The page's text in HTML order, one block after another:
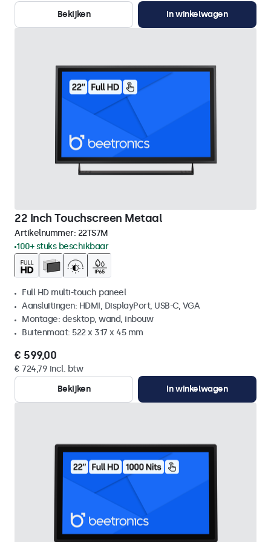
Bekijken
In winkelwagen
22 Inch Touchscreen Metaal
Artikelnummer: 22TS7M
100+ stuks beschikbaar
Full HD multi-touch paneel
Aansluitingen: HDMI, DisplayPort, USB-C, VGA
Montage: desktop, wand, inbouw
Buitenmaat: 522 x 317 x 45 mm
€ 599,00
€ 724,79 incl. btw
Bekijken
In winkelwagen